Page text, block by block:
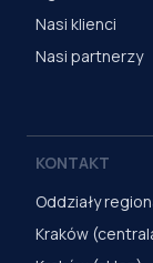
Nasi klienci
Nasi partnerzy
KONTAKT
Oddziały
Kraków